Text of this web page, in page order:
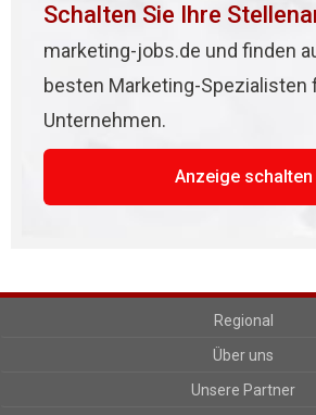
Schalten Sie Ihre
marketing-jobs.de und finden
besten Marketing-Spezialisten
Unternehmen.
Anzeige schalten
Regional
Über uns
Unsere Partner